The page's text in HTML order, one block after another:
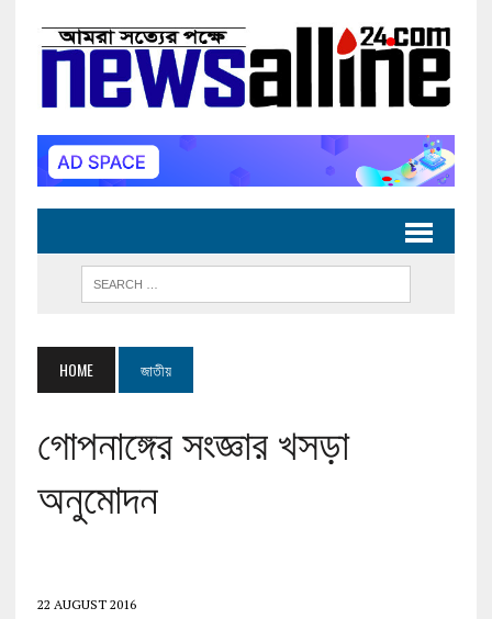
HOME জাতীয়
গোপনাঙ্গের সংজ্ঞার খসড়া
অনুমোদন
22 AUGUST 2016